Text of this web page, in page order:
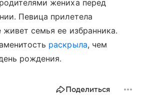
жениха перед
Певица прилетела
живет семья ее избранника.
раскрыла, чем
рождения.
Поделиться